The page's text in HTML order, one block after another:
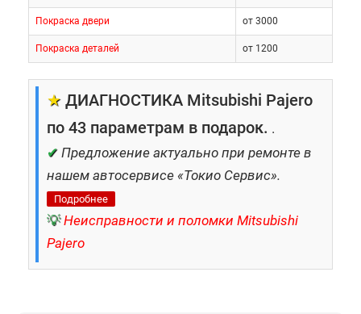
Покраска двери от 3000
Покраска деталей от 1200
★ ДИАГНОСТИКА Mitsubishi Pajero
по 43 параметрам в подарок. .
✔ Предложение актуально при ремонте в
нашем автосервисе «Токио Сервис».
Подробнее
💡 Неисправности и поломки Mitsubishi
Pajero